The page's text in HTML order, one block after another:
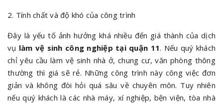
2. Tính chất và độ khó của công trình
Đây là yếu tố ảnh hưởng khá nhiều đến giá thành của dịch
vụ làm vệ sinh công nghiệp tại quận 11. Nếu quý khách
chỉ yêu cầu làm vệ sinh nhà ở, chung cư, văn phòng thông
thường thì giá sẽ rẻ. Những công trình này công việc đơn
giản và không đòi hỏi quá sâu về chuyên môn. Tuy nhiên
nếu quý khách là các nhà máy, xí nghiệp, bện viện, tòa nhà